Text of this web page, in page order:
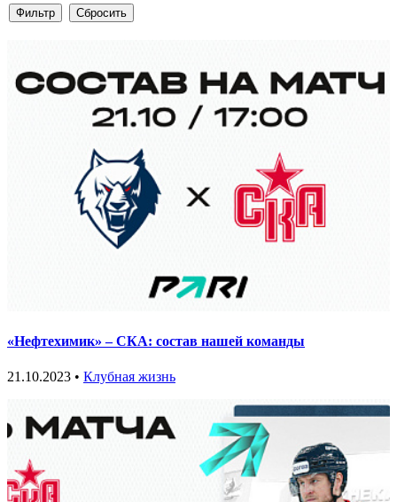
«Нефтехимик» – СКА: состав нашей команды
21.10.2023 • Клубная жизнь